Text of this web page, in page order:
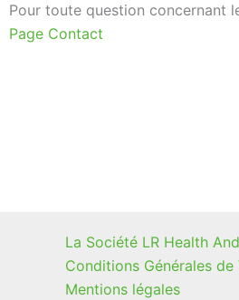
Pour toute question concernant
Page Contact
La Société LR Health
Conditions Générales de
Mentions légales